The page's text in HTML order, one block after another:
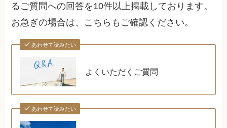
るご質問への回答を10件以上掲載しております。
お急ぎの場合は、こちらもご確認ください。
あわせて読みたい
よくいただくご質問
あわせて読みたい